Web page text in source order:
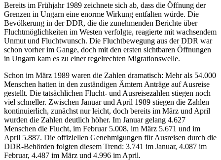
Bereits im Frühjahr 1989 zeichnete sich ab, dass die Öffnung der
Grenzen in Ungarn eine enorme Wirkung entfalten würde. Die
Bevölkerung in der DDR, die die zunehmenden Berichte über
Fluchtmöglichkeiten im Westen verfolgte, reagierte mit wachsendem
Unmut und Fluchtwunsch. Die Fluchtbewegung aus der DDR war
schon vorher im Gange, doch mit den ersten sichtbaren Öffnungen
in Ungarn kam es zu einer regelrechten Migrationswelle.
Schon im März 1989 waren die Zahlen dramatisch: Mehr als 54.000
Menschen hatten in den zuständigen Ämtern Anträge auf Ausreise
gestellt. Die tatsächlichen Flucht- und Ausreisezahlen stiegen noch
viel schneller. Zwischen Januar und April 1989 stiegen die Zahlen
kontinuierlich, zunächst nur leicht, doch bereits im März und April
wurden die Zahlen deutlich höher. Im Januar gelang 4.627
Menschen die Flucht, im Februar 5.008, im März 5.671 und im
April 5.887. Die offiziellen Genehmigungen für Ausreisen durch die
DDR-Behörden folgten diesem Trend: 3.741 im Januar, 4.087 im
Februar, 4.487 im März und 4.996 im April.